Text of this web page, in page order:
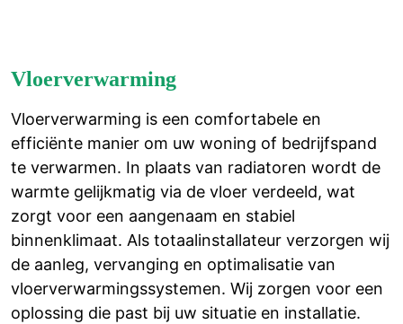
Vloerverwarming
Vloerverwarming is een comfortabele en
efficiënte manier om uw woning of bedrijfspand
te verwarmen. In plaats van radiatoren wordt de
warmte gelijkmatig via de vloer verdeeld, wat
zorgt voor een aangenaam en stabiel
binnenklimaat. Als totaalinstallateur verzorgen wij
de aanleg, vervanging en optimalisatie van
vloerverwarmingssystemen. Wij zorgen voor een
oplossing die past bij uw situatie en installatie.